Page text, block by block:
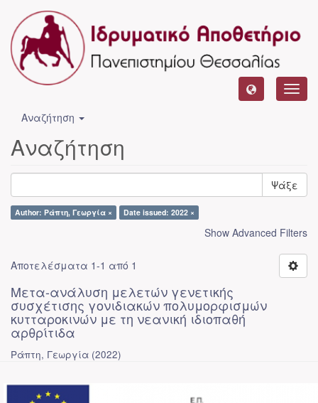
Αναζήτηση
Αναζήτηση
Ψάξε
Author: Ράπτη, Γεωργία × Date issued: 2022 ×
Show Advanced Filters
Αποτελέσματα 1-1 από 1
Μετα-ανάλυση μελετών γενετικής
συσχέτισης γονιδιακών πολυμορφισμών
κυτταροκινών με τη νεανική ιδιοπαθή
αρθρίτιδα
Ράπτη, Γεωργία (2022)